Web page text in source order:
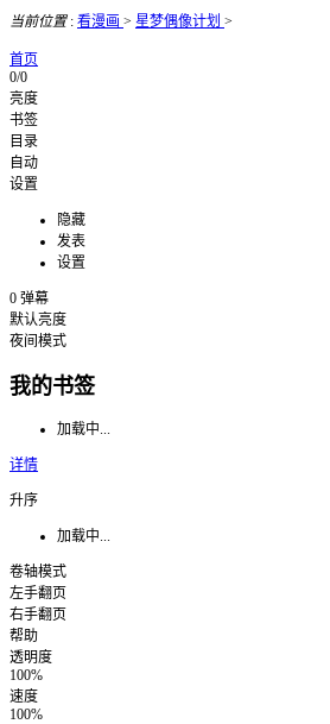
当前位置: 看漫画 > 星梦偶像计划 >
首页
0/0
亮度
书签
目录
自动
设置
隐藏
发表
设置
0 弹幕
默认亮度
夜间模式
我的书签
加载中...
详情
升序
加载中...
卷轴模式
左手翻页
右手翻页
帮助
透明度
100%
速度
100%